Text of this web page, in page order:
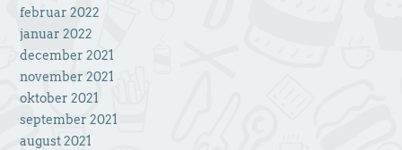
februar 2022
januar 2022
december 2021
november 2021
oktober 2021
september 2021
august 2021